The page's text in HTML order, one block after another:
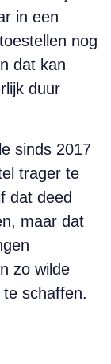
in een
nog
dat kan
duur
sinds 2017
trager te
dat deed
maar dat
zo wilde
schaffen.